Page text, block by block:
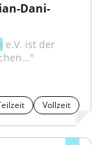
Dani-
e.V. ist der
Vollzeit